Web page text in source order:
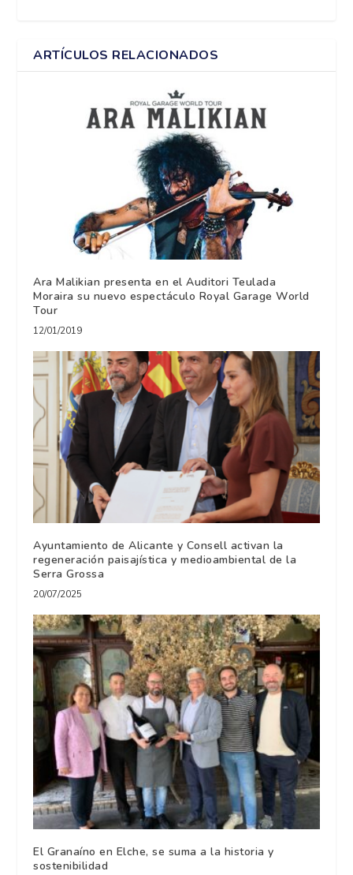
ARTÍCULOS RELACIONADOS
Ara Malikian presenta en el Auditori Teulada
Moraira su nuevo espectáculo Royal Garage World
Tour
12/01/2019
Ayuntamiento de Alicante y Consell activan la
regeneración paisajística y medioambiental de la
Serra Grossa
20/07/2025
El Granaíno en Elche, se suma a la historia y
sostenibilidad